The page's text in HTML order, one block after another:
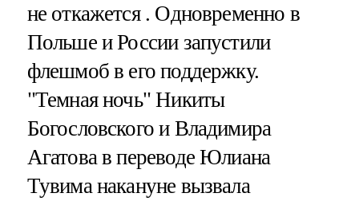
не откажется . Одновременно в
Польше и России запустили
флешмоб в его поддержку.
"Темная ночь" Никиты
Богословского и Владимира
Агатова в переводе Юлиана
Тувима накануне вызвала